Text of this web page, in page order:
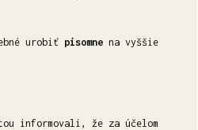
urobiť písomne na vyššie
informovali, že za účelom